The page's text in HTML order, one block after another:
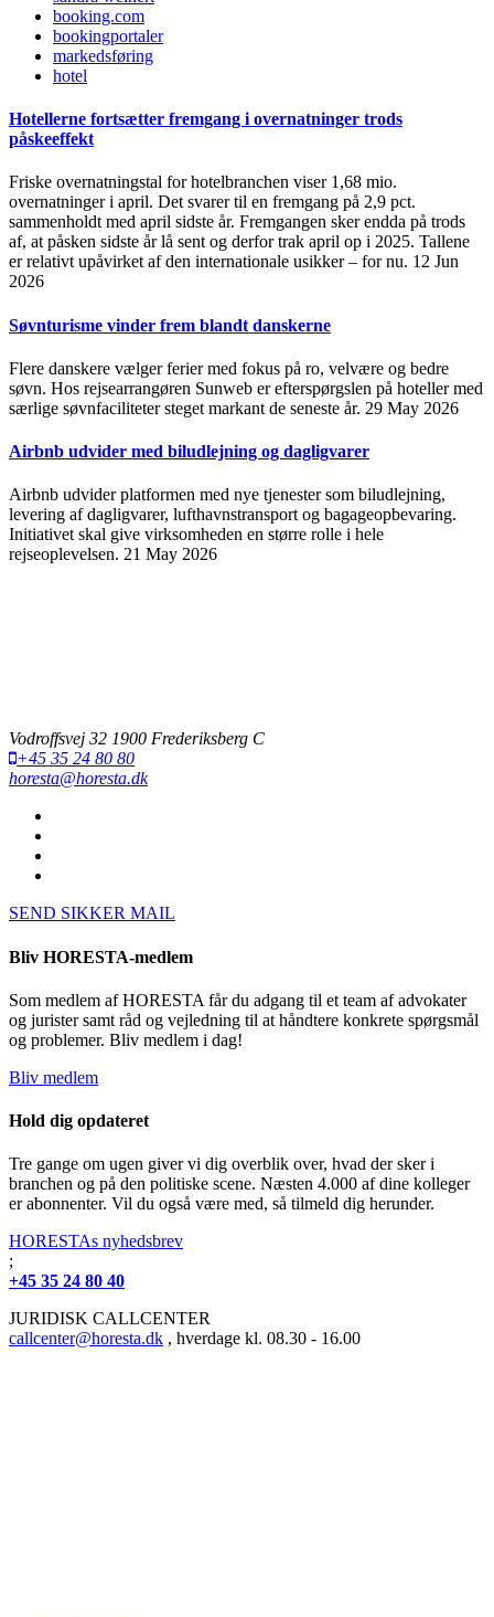
booking.com
bookingportaler
markedsføring
hotel
Hotellerne fortsætter fremgang i overnatninger trods
påskeeffekt
Friske overnatningstal for hotelbranchen viser 1,68 mio.
overnatninger i april. Det svarer til en fremgang på 2,9 pct.
sammenholdt med april sidste år. Fremgangen sker endda på trods
af, at påsken sidste år lå sent og derfor trak april op i 2025. Tallene
er relativt upåvirket af den internationale usikker – for nu. 12 Jun
2026
Søvnturisme vinder frem blandt danskerne
Flere danskere vælger ferier med fokus på ro, velvære og bedre
søvn. Hos rejsearrangøren Sunweb er efterspørgslen på hoteller med
særlige søvnfaciliteter steget markant de seneste år. 29 May 2026
Airbnb udvider med biludlejning og dagligvarer
Airbnb udvider platformen med nye tjenester som biludlejning,
levering af dagligvarer, lufthavnstransport og bagageopbevaring.
Initiativet skal give virksomheden en større rolle i hele
rejseoplevelsen. 21 May 2026
Vodroffsvej 32 1900 Frederiksberg C
+45 35 24 80 80
horesta@horesta.dk
SEND SIKKER MAIL
Bliv HORESTA-medlem
Som medlem af HORESTA får du adgang til et team af advokater
og jurister samt råd og vejledning til at håndtere konkrete spørgsmål
og problemer. Bliv medlem i dag!
Bliv medlem
Hold dig opdateret
Tre gange om ugen giver vi dig overblik over, hvad der sker i
branchen og på den politiske scene. Næsten 4.000 af dine kolleger
er abonnenter. Vil du også være med, så tilmeld dig herunder.
HORESTAs nyhedsbrev
;
+45 35 24 80 40
JURIDISK CALLCENTER
callcenter@horesta.dk , hverdage kl. 08.30 - 16.00